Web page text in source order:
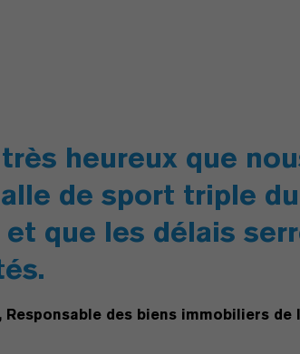
heureux que
de sport triple
et que les délais
Responsable des biens immobiliers